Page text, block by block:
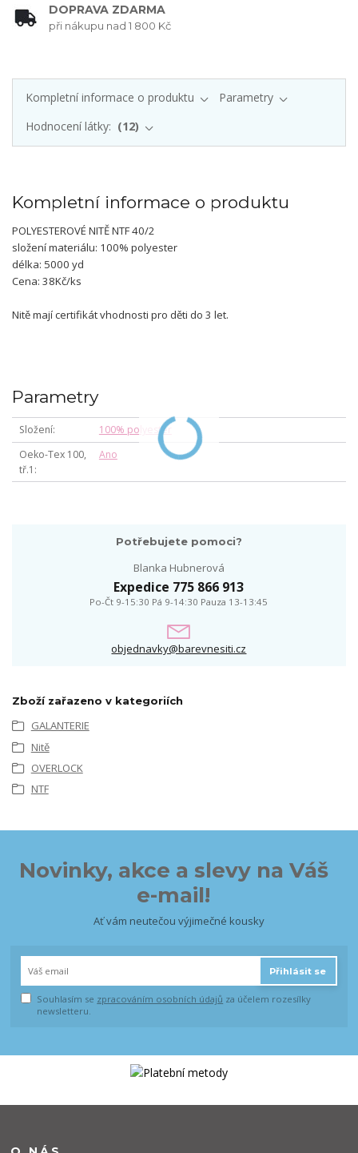
DOPRAVA ZDARMA
při nákupu nad 1 800 Kč
Kompletní informace o produktu
Parametry
Hodnocení látky:
12
Kompletní informace o produktu
POLYESTEROVÉ NITĚ NTF 40/2
složení materiálu: 100% polyester
délka: 5000 yd
Cena: 38Kč/ks
Nitě mají certifikát vhodnosti pro děti do 3 let.
Parametry
Složení
100% polyester
Oeko-Tex 100,
tř.1
Ano
Potřebujete pomoci?
Blanka Hubnerová
Expedice 775 866 913
Po-Čt 9-15:30 Pá 9-14:30 Pauza 13-13:45
objednavky@barevnesiti.cz
Zboží zařazeno v kategoriích
GALANTERIE
Nitě
OVERLOCK
NTF
Novinky, akce a slevy na Váš
e-mail!
Ať vám neutečou výjimečné kousky
Přihlásit se
Souhlasím se zpracováním osobních údajů za účelem rozesílky
newsletteru.